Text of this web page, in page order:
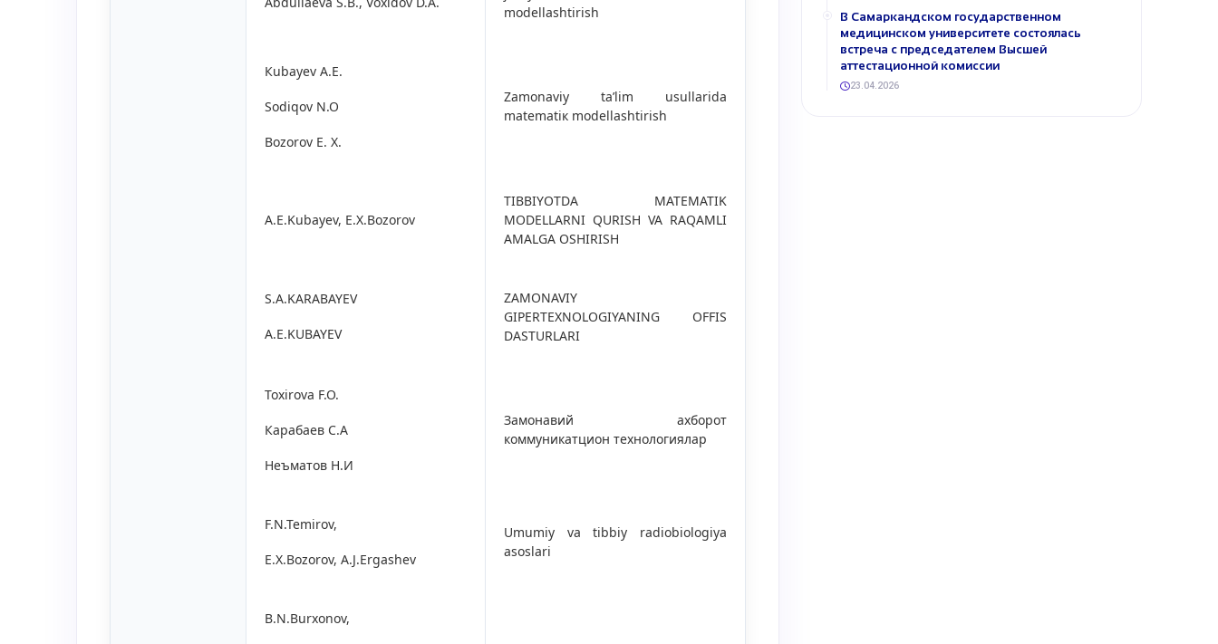
modellashtirish
Кubаyev А.E.
Sodiqov N.O
Bozorov E. X.
Zаmonаviy tа’lim usullаridа
mаtemаtiк modellаshtirish
А.E.Kubаyev, E.X.Bozorov
ТIBBIYOTDA МATEMATIK
MODELLARNI QURISH VA RAQAMLI
AMALGA OSHIRISH
S.A.KARABAYEV
A.E.KUBAYEV
ZAMONAVIY
GIPERTEXNOLOGIYANING OFFIS
DASTURLARI
Toxirova F.O.
Карабаев С.А
Неъматов Н.И
Замонавий ахборот
коммуникатцион технологиялар
F.N.Temirov,
E.X.Bozorov, A.J.Ergashev
Umumiy va tibbiy radiobiologiya
asoslari
B.N.Burxonov,
В Самаркандском государственном
медицинском университете состоялась
встреча с председателем Высшей
аттестационной комиссии
23.04.2026